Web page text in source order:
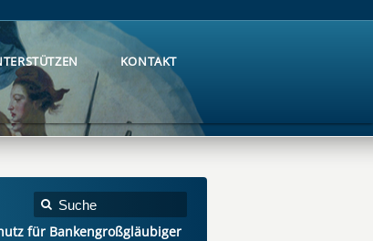
KONTAKT
für Bankengroßgläubiger
KONTAKT